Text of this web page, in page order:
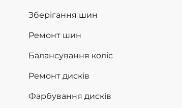
Зберігання шин
Ремонт шин
Балансування коліс
Ремонт дисків
Фарбування дисків